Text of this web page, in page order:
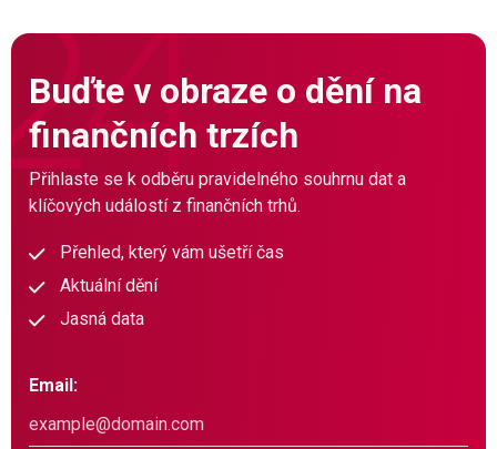
Buďte v obraze o dění na
finančních trzích
Přihlaste se k odběru pravidelného souhrnu dat a
klíčových událostí z finančních trhů.
Přehled, který vám ušetří čas
Aktuální dění
Jasná data
Email: